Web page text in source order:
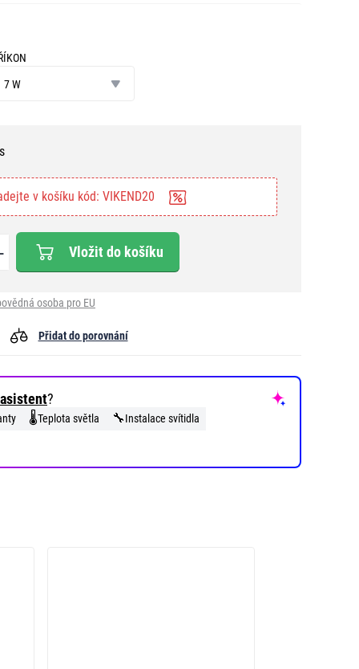
7 W
v košíku kód: VIKEND20
Vložit do košíku
osoba pro EU
Přidat do porovnání
?
🌡️Teplota světla 🔧Instalace svítidla